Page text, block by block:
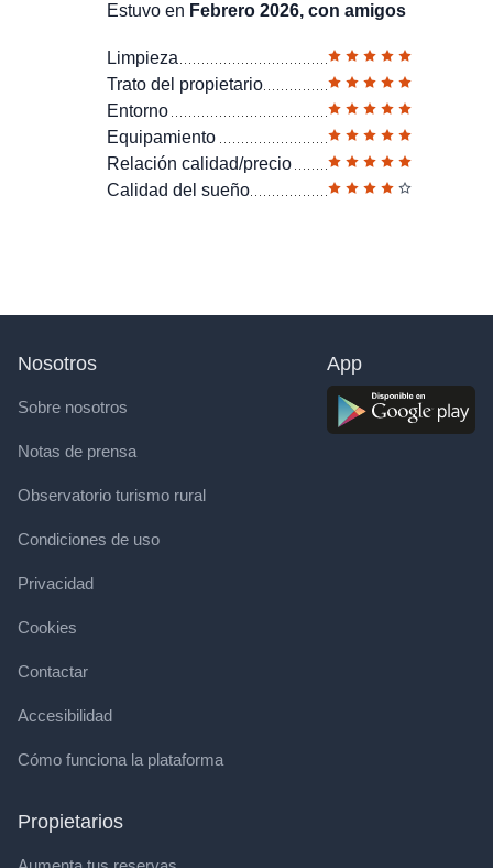
Estuvo en Febrero 2026, con amigos
Limpieza
Trato del propietario
Entorno
Equipamiento
Relación calidad/precio
Calidad del sueño
Nosotros
Sobre nosotros
Notas de prensa
Observatorio turismo rural
Condiciones de uso
Privacidad
Cookies
Contactar
Accesibilidad
Cómo funciona la plataforma
Propietarios
App